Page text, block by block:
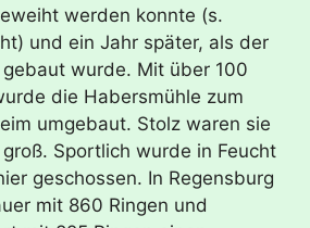
werden konnte (s.
und ein Jahr später, als der
wurde. Mit über 100
die Habersmühle zum
umgebaut. Stolz waren sie
Sportlich wurde in Feucht
geschossen. In Regensburg
mit 860 Ringen und